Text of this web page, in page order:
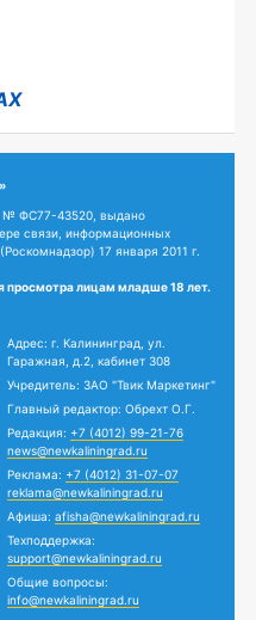
№ ФС77-43520, выдано
связи, информационных
17 января 2011 г.
просмотра лицам младше 18 лет.
Адрес: г. Калининград, ул.
Гаражная, д.2, кабинет 308
Учредитель: ЗАО "Твик Маркетинг"
Главный редактор: Обрехт О.Г.
Редакция: +7 (4012) 99-21-76
news@newkaliningrad.ru
Реклама: +7 (4012) 31-07-07
reklama@newkaliningrad.ru
Афиша: afisha@newkaliningrad.ru
Техподдержка:
support@newkaliningrad.ru
Общие вопросы:
info@newkaliningrad.ru